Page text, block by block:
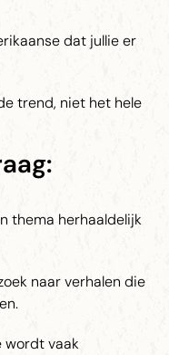
dat jullie er
trend, niet het hele
thema herhaaldelijk
naar verhalen die
wordt vaak